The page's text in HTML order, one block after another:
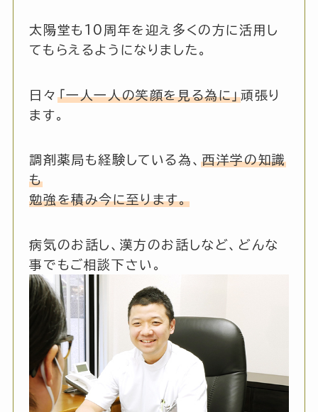
太陽堂も10周年を迎え多くの方に活用し
てもらえるようになりました。
日々 「一人一人の笑顔を見る為に」頑張り
ます。
調剤薬局も経験している為、西洋学の知識
も
勉強を積み今に至ります。
病気のお話し、漢方のお話しなど、どんな
事でもご相談下さい。